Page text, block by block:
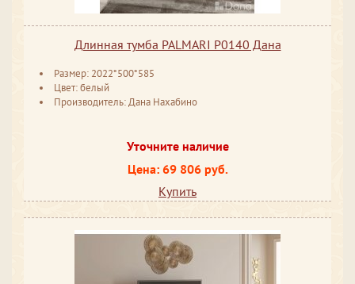
Длинная тумба PALMARI P0140 Дана
Размер: 2022*500*585
Цвет: белый
Производитель: Дана Нахабино
Уточните наличие
Цена: 69 806 руб.
Купить